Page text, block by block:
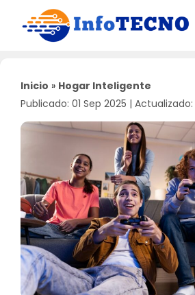
contenido
Inicio » Hogar Inteligente
Publicado: 01 Sep 2025 | Actualizado: